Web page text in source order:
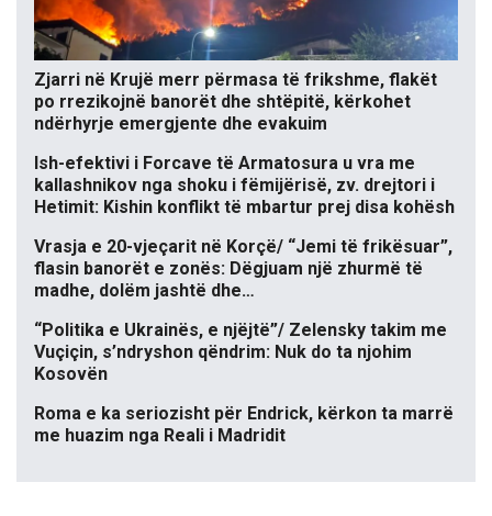
Zjarri në Krujë merr përmasa të frikshme, flakët
po rrezikojnë banorët dhe shtëpitë, kërkohet
ndërhyrje emergjente dhe evakuim
Ish-efektivi i Forcave të Armatosura u vra me
kallashnikov nga shoku i fëmijërisë, zv. drejtori i
Hetimit: Kishin konflikt të mbartur prej disa kohësh
Vrasja e 20-vjeçarit në Korçë/ “Jemi të frikësuar”,
flasin banorët e zonës: Dëgjuam një zhurmë të
madhe, dolëm jashtë dhe…
“Politika e Ukrainës, e njëjtë”/ Zelensky takim me
Vuçiçin, s’ndryshon qëndrim: Nuk do ta njohim
Kosovën
Roma e ka seriozisht për Endrick, kërkon ta marrë
me huazim nga Reali i Madridit